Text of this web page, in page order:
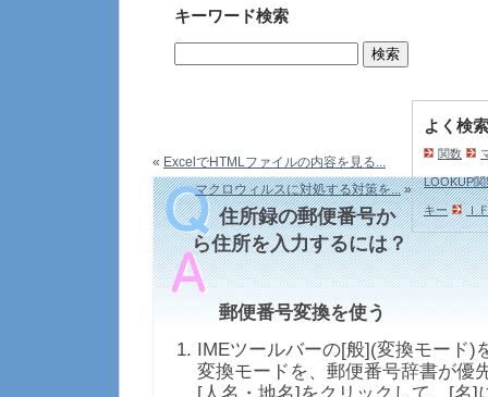
キーワード検索
よく検
関数
LOOKUP関
キー Ｉ
« ExcelでHTMLファイルの内容を見る...
マクロウィルスに対処する対策を...»
住所録の郵便番号か
ら住所を入力するには？
郵便番号変換を使う
IMEツールバーの[般](変換モード)
変換モードを、郵便番号辞書が優